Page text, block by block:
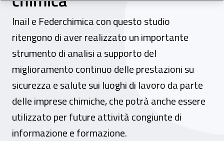
Inail e Federchimica con questo studio
ritengono di aver realizzato un importante
strumento di analisi a supporto del
miglioramento continuo delle prestazioni su
sicurezza e salute sui luoghi di lavoro da parte
delle imprese chimiche, che potrà anche essere
utilizzato per future attività congiunte di
informazione e formazione.